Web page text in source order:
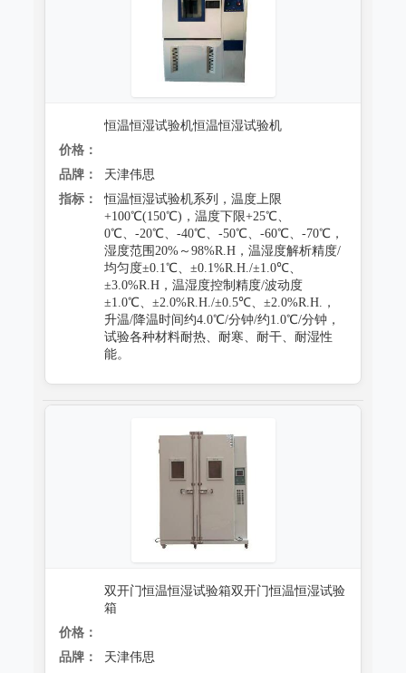
恒温恒湿试验机恒温恒湿试验机
价格：
品牌：
天津伟思
指标：
恒温恒湿试验机系列，温度上限
+100℃(150℃)，温度下限+25℃、
0℃、-20℃、-40℃、-50℃、-60℃、-70℃，
湿度范围20%～98%R.H，温湿度解析精度/
均匀度±0.1℃、±0.1%R.H./±1.0℃、
±3.0%R.H，温湿度控制精度/波动度
±1.0℃、±2.0%R.H./±0.5℃、±2.0%R.H.，
升温/降温时间约4.0℃/分钟/约1.0℃/分钟，
试验各种材料耐热、耐寒、耐干、耐湿性
能。
双开门恒温恒湿试验箱双开门恒温恒湿试验
箱
价格：
品牌：
天津伟思